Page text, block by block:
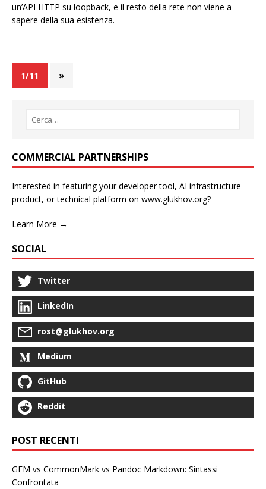
un’API HTTP su loopback, e il resto della rete non viene a
sapere della sua esistenza.
1/11 »
COMMERCIAL PARTNERSHIPS
Interested in featuring your developer tool, AI infrastructure
product, or technical platform on www.glukhov.org?
Learn More →
SOCIAL
Twitter
LinkedIn
rost@glukhov.org
Medium
GitHub
Reddit
POST RECENTI
GFM vs CommonMark vs Pandoc Markdown: Sintassi
Confrontata